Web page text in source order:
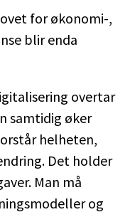
for økonomi-,
blir enda
overtar
samtidig øker
helheten,
Det holder
Man må
og